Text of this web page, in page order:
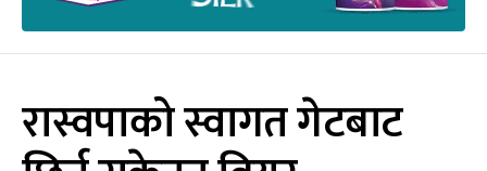
रास्वपाको स्वागत गेटबाट